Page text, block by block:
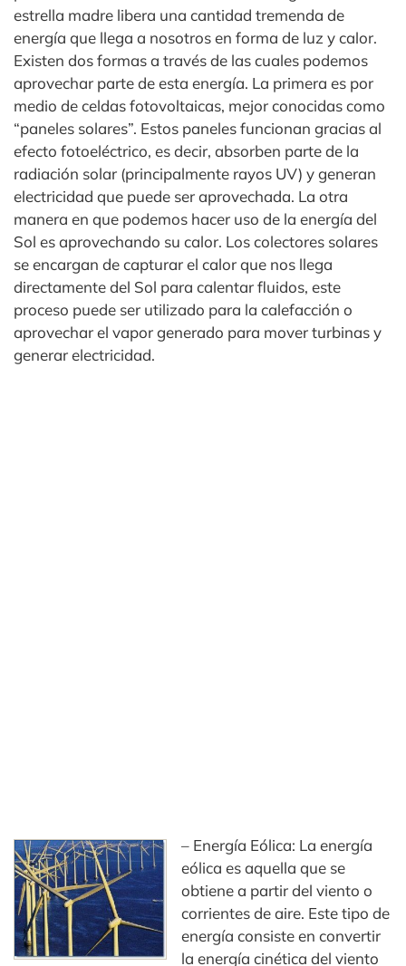
estrella madre libera una cantidad tremenda de
energía que llega a nosotros en forma de luz y calor.
Existen dos formas a través de las cuales podemos
aprovechar parte de esta energía. La primera es por
medio de celdas fotovoltaicas, mejor conocidas como
“paneles solares”. Estos paneles funcionan gracias al
efecto fotoeléctrico, es decir, absorben parte de la
radiación solar (principalmente rayos UV) y generan
electricidad que puede ser aprovechada. La otra
manera en que podemos hacer uso de la energía del
Sol es aprovechando su calor. Los colectores solares
se encargan de capturar el calor que nos llega
directamente del Sol para calentar fluidos, este
proceso puede ser utilizado para la calefacción o
aprovechar el vapor generado para mover turbinas y
generar electricidad.
– Energía Eólica: La energía
eólica es aquella que se
obtiene a partir del viento o
corrientes de aire. Este tipo de
energía consiste en convertir
la energía cinética del viento